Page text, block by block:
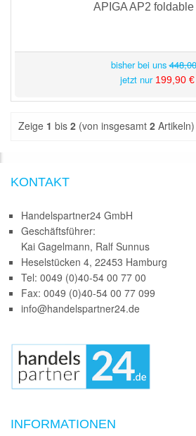
APIGA AP2
bisher bei uns
jetzt nur 199,90 €
Zeige 1 bis 2 (von insgesamt 2 Artikeln)
KONTAKT
Handelspartner24 GmbH
Geschäftsführer:
Kai Gagelmann, Ralf Sunnus
Heselstücken 4, 22453 Hamburg
Tel: 0049 (0)40-54 00 77 00
Fax: 0049 (0)40-54 00 77 099
info@handelspartner24.de
INFORMATIONEN